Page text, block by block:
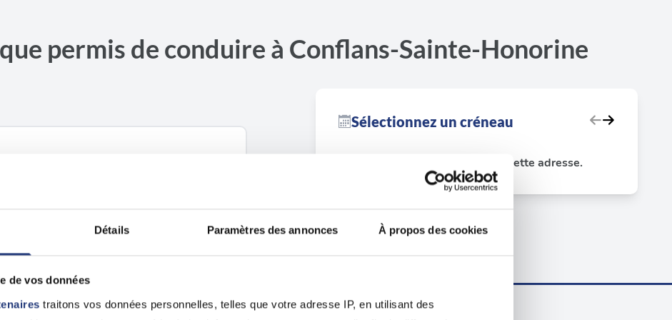
Détails Paramètres des annonces À propos des cookies
de vos données
traitons vos données personnelles, telles que votre adresse IP, en utilisant des
permis de conduire à Conflans-Sainte-Honorine
Honorine
Sélectionnez un créneau
Aucun test disponible sur cette adresse.